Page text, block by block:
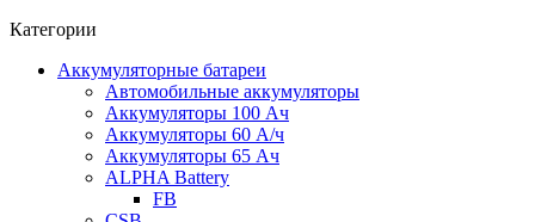
Категории
Аккумуляторные батареи
Автомобильные аккумуляторы
Аккумуляторы 100 Ач
Аккумуляторы 60 А/ч
Аккумуляторы 65 Ач
ALPHA Battery
FB